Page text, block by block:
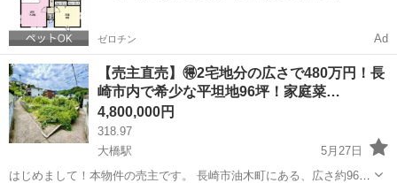
ゼロチン Ad
【売主直売】🉐2宅地分の広さで480万円！長
崎市内で希少な平坦地96坪！家庭菜…
4,800,000円
318.97
大橋駅
5月27日
はじめまして！本物件の売主です。 長崎市油木町にある、広さ約96坪